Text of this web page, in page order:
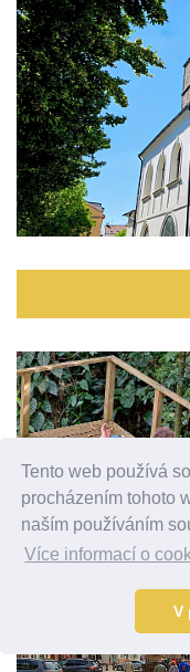
Tento web používá
procházením tohoto
naším používáním
Více informací o
V